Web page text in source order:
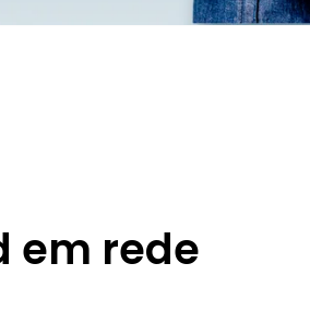
em rede